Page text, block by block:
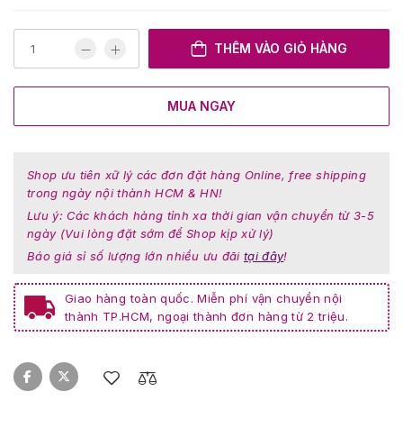
THÊM VÀO GIỎ HÀNG
MUA NGAY
Shop ưu tiên xữ lý các đơn đặt hàng Online, free shipping
trong ngày nội thành HCM & HN!
Lưu ý: Các khách hàng tỉnh xa thời gian vận chuyển từ 3-5
ngày (Vui lòng đặt sớm để Shop kịp xử lý)
Báo giá sỉ số lượng lớn nhiều ưu đãi tại đây!
Giao hàng toàn quốc. Miễn phí vận chuyển nội
thành TP.HCM, ngoại thành đơn hàng từ 2 triệu.